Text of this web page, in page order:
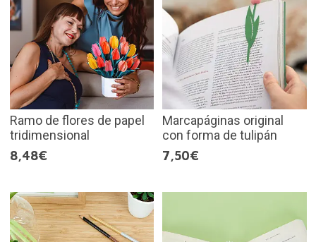
Ramo de flores de papel
tridimensional
8,48€
Marcapáginas original
con forma de tulipán
7,50€